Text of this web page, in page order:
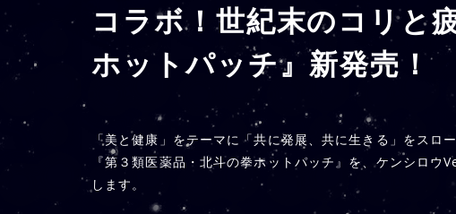
コラボ！世紀末のコリと
ホットパッチ』新発売！
「美と健康」をテーマに「共に発展、共に生きる」をス
『第３類医薬品・北斗の拳ホットパッチ』を、ケンシロ
します。